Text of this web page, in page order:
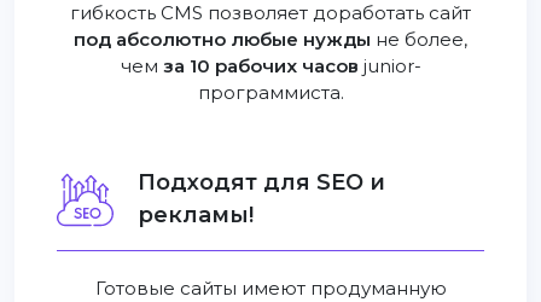
гибкость CMS позволяет доработать сайт
под абсолютно любые нужды не более,
чем за 10 рабочих часов junior-
программиста.
Подходят для SEO и
рекламы!
Готовые сайты имеют продуманную